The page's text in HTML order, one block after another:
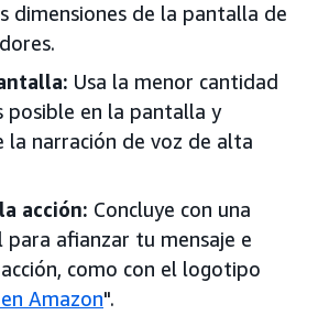
dimensiones de la pantalla de
Usa la menor cantidad
posible en la pantalla y
la narración de voz de alta
acción: Concluye con una
afianzar tu mensaje e
como con el logotipo
Amazon".